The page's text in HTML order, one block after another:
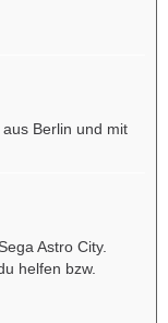
Berlin und mit
Astro City.
helfen bzw.